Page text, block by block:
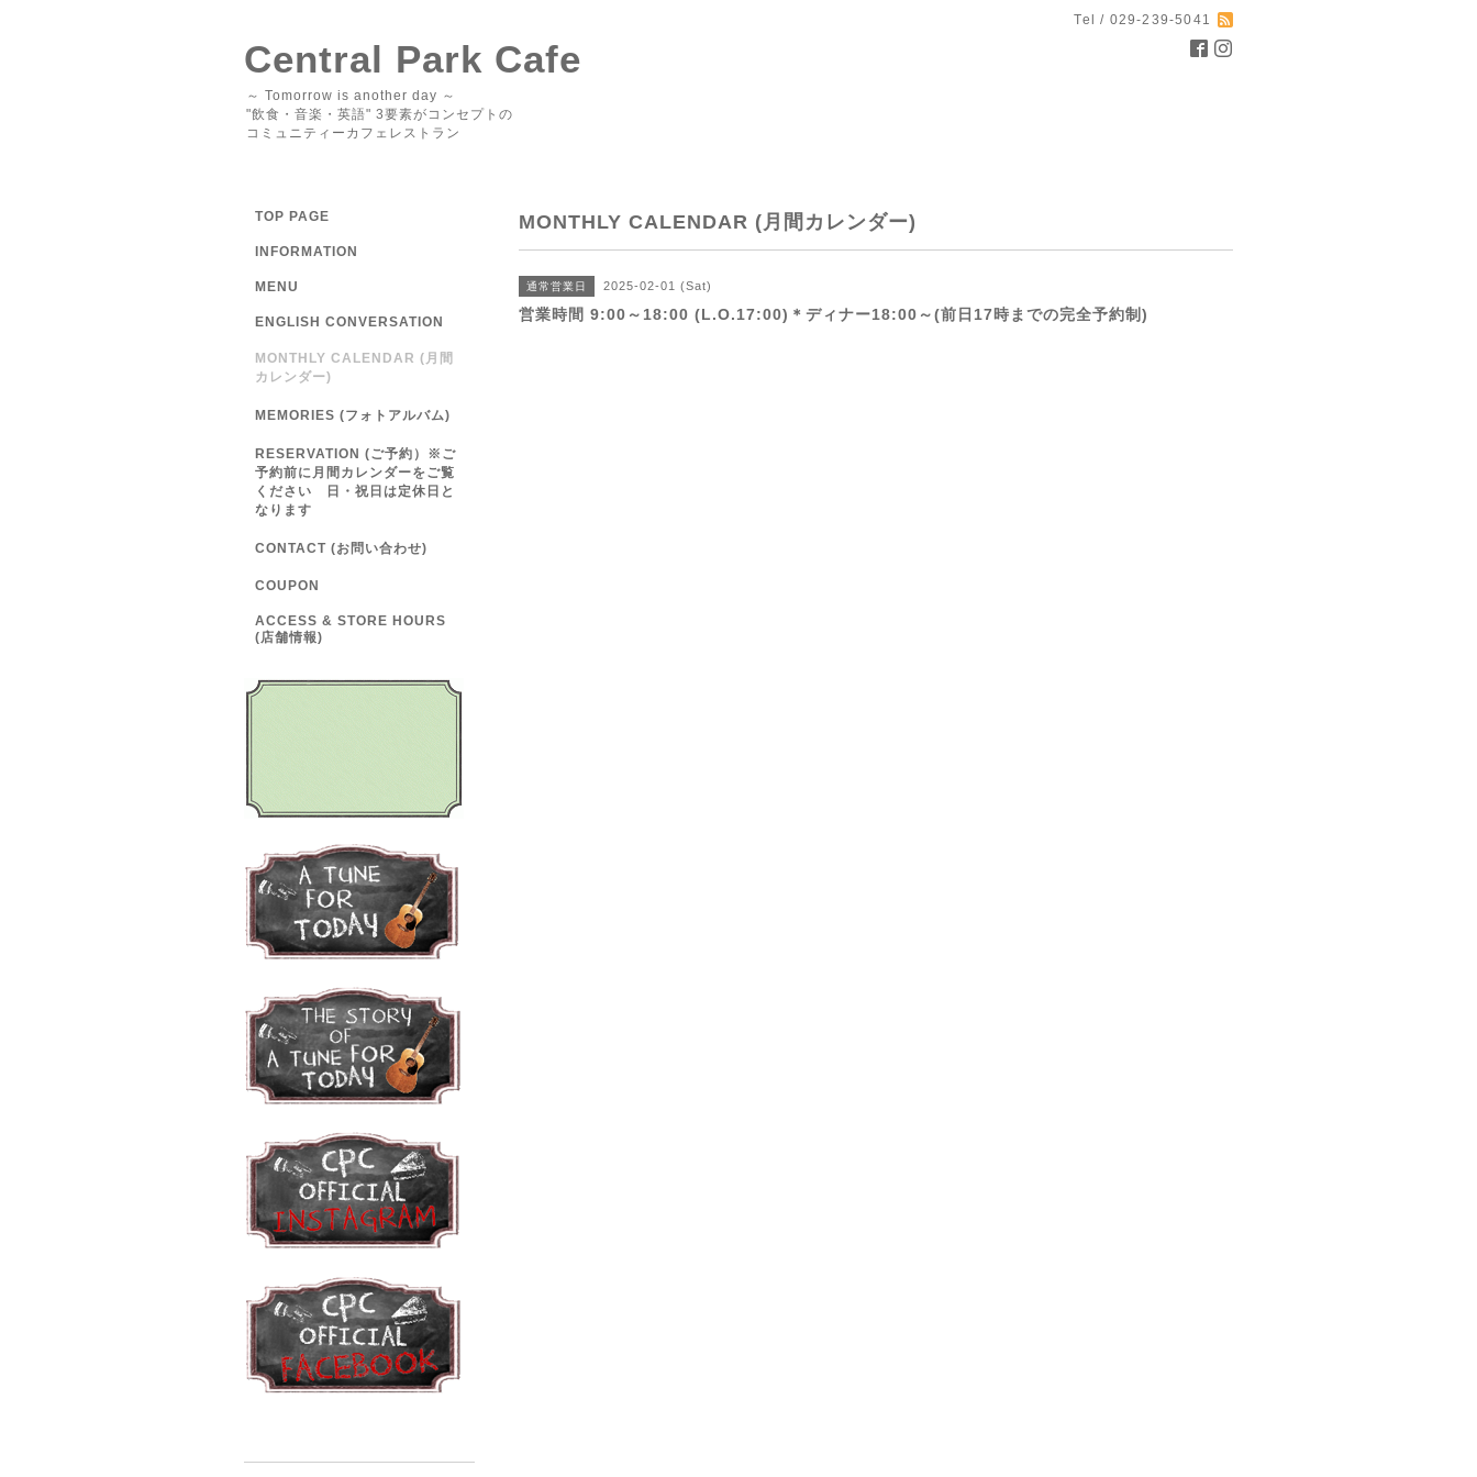
Tel / 029-239-5041
Central Park Cafe
～ Tomorrow is another day ～
"飲食・音楽・英語" 3要素がコンセプトの
コミュニティーカフェレストラン
MONTHLY CALENDAR (月間カレンダー)
通常営業日 2025-02-01 (Sat)
営業時間 9:00～18:00 (L.O.17:00)＊ディナー18:00～(前日17時までの完全予約制)
TOP PAGE
INFORMATION
MENU
ENGLISH CONVERSATION
MONTHLY CALENDAR (月間
カレンダー)
MEMORIES (フォトアルバム)
RESERVATION (ご予約）※ご
予約前に月間カレンダーをご覧
ください 日・祝日は定休日と
なります
CONTACT (お問い合わせ)
COUPON
ACCESS & STORE HOURS
(店舗情報)